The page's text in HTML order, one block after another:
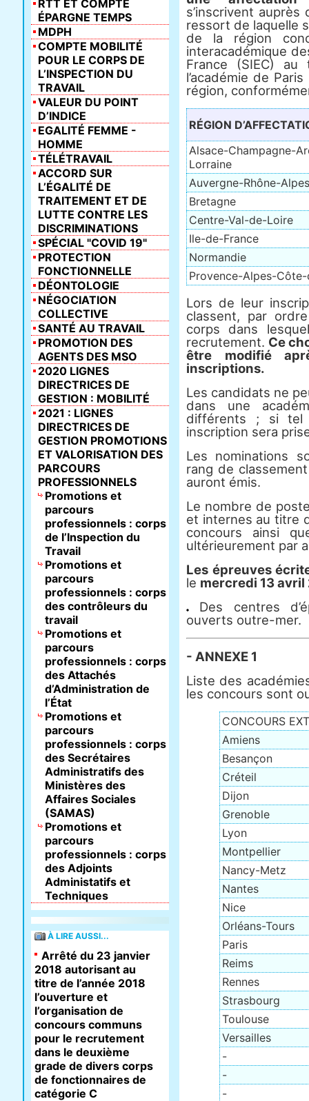
s’inscrivent auprès
ressort de laquelle
de la région
interacadémique
France (SIEC)
l’académie de
région,
RÉGION
Alsace-Champagne-
Lorraine
Auvergne-Rhône-Alpes
Bretagne
Centre-Val-de-Loire
Ile-de-France
Normandie
Provence-Alpes-Côte-
Lors de leur
classent, par
corps dans
recrutement. Ce
être modifié
inscriptions.
Les candidats ne
dans une
différents ; si tel
inscription sera
Les nominations
rang de
auront émis.
Le nombre de
et internes au titre
concours ainsi
ultérieurement par
Les épreuves
le mercredi 13
Des centres
ouverts outre-mer.
- ANNEXE 1
Liste des
les concours sont
CONCOURS
Amiens
Besançon
Créteil
Dijon
Grenoble
Lyon
Montpellier
Nancy-Metz
Nantes
Nice
Orléans-Tours
Paris
Reims
Rennes
Strasbourg
Toulouse
Versailles
-
-
-
RTT ET COMPTE
ÉPARGNE TEMPS
MDPH
COMPTE MOBILITÉ
POUR LE CORPS DE
L’INSPECTION DU
TRAVAIL
VALEUR DU POINT
D’INDICE
EGALITÉ FEMME -
HOMME
TÉLÉTRAVAIL
ACCORD SUR
L’ÉGALITÉ DE
TRAITEMENT ET DE
LUTTE CONTRE LES
DISCRIMINATIONS
SPÉCIAL "COVID 19"
PROTECTION
FONCTIONNELLE
DÉONTOLOGIE
NÉGOCIATION
COLLECTIVE
SANTÉ AU TRAVAIL
PROMOTION DES
AGENTS DES MSO
2020 LIGNES
DIRECTRICES DE
GESTION : MOBILITÉ
2021 : LIGNES
DIRECTRICES DE
GESTION PROMOTIONS
ET VALORISATION DES
PARCOURS
PROFESSIONNELS
Promotions et
parcours
professionnels : corps
de l’Inspection du
Travail
Promotions et
parcours
professionnels : corps
des contrôleurs du
travail
Promotions et
parcours
professionnels : corps
des Attachés
d’Administration de
l’État
Promotions et
parcours
professionnels : corps
des Secrétaires
Administratifs des
Ministères des
Affaires Sociales
(SAMAS)
Promotions et
parcours
professionnels : corps
des Adjoints
Administatifs et
Techniques
À LIRE AUSSI...
Arrêté du 23 janvier
2018 autorisant au
titre de l’année 2018
l’ouverture et
l’organisation de
concours communs
pour le recrutement
dans le deuxième
grade de divers corps
de fonctionnaires de
catégorie C